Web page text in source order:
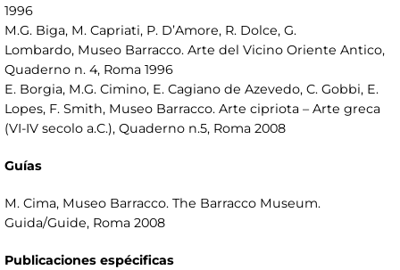
1996
M.G. Biga, M. Capriati, P. D’Amore, R. Dolce, G.
Lombardo, Museo Barracco. Arte del Vicino Oriente Antico,
Quaderno n. 4, Roma 1996
E. Borgia, M.G. Cimino, E. Cagiano de Azevedo, C. Gobbi, E.
Lopes, F. Smith, Museo Barracco. Arte cipriota – Arte greca
(VI-IV secolo a.C.), Quaderno n.5, Roma 2008
Guías
M. Cima, Museo Barracco. The Barracco Museum.
Guida/Guide, Roma 2008
Publicaciones espécificas